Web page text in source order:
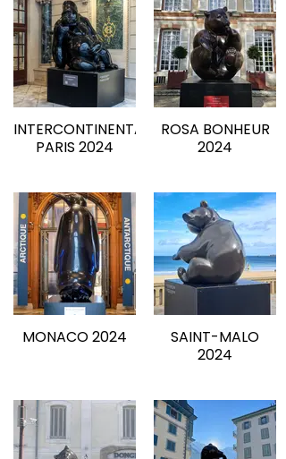
INTERCONTINENTAL
PARIS 2024
ROSA BONHEUR
2024
MONACO 2024
SAINT-MALO
2024